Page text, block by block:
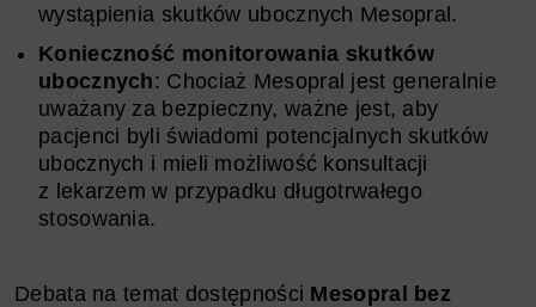
wystąpienia skutków ubocznych Mesopral.
Konieczność monitorowania skutków
ubocznych: Chociaż Mesopral jest generalnie
uważany za bezpieczny, ważne jest, aby
pacjenci byli świadomi potencjalnych skutków
ubocznych i mieli możliwość konsultacji
z lekarzem w przypadku długotrwałego
stosowania.
Debata na temat dostępności Mesopral bez